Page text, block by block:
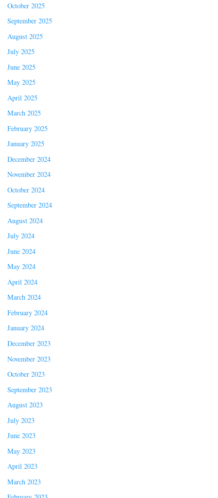
October 2025
September 2025
August 2025
July 2025
June 2025
May 2025
April 2025
March 2025
February 2025
January 2025
December 2024
November 2024
October 2024
September 2024
August 2024
July 2024
June 2024
May 2024
April 2024
March 2024
February 2024
January 2024
December 2023
November 2023
October 2023
September 2023
August 2023
July 2023
June 2023
May 2023
April 2023
March 2023